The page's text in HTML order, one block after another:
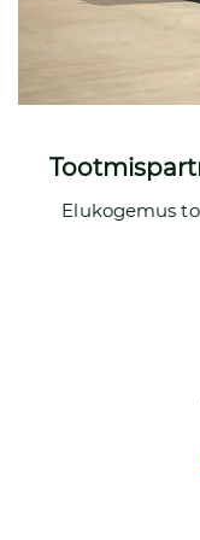
Elukogemus